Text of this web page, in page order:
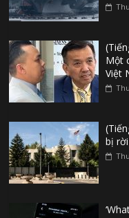
Một
Việt
bị